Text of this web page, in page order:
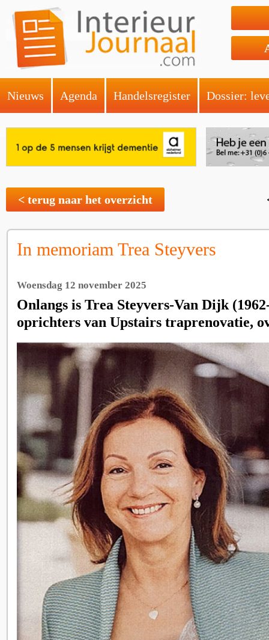
Nieuws Agenda Handelsregister Dossier:
< terug naar het overzicht
In memoriam Trea Steyvers
Woensdag 12 november 2025
Onlangs is Trea Steyvers-Van Dijk
oprichters van Upstairs traprenovatie,